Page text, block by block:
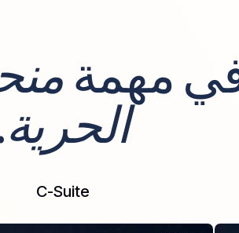
مهمة
الحرية
C-Suite